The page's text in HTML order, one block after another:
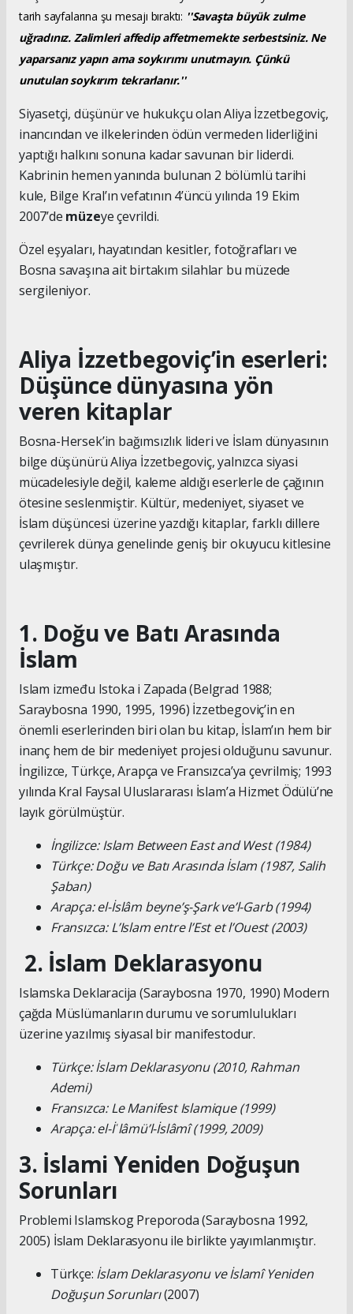
tarih sayfalarına şu mesajı bıraktı: ''Savaşta büyük zulme
uğradınız. Zalimleri affedip affetmemekte serbestsiniz. Ne
yaparsanız yapın ama soykırımı unutmayın. Çünkü
unutulan soykırım tekrarlanır.''
Siyasetçi, düşünür ve hukukçu olan Aliya İzzetbegoviç,
inancından ve ilkelerinden ödün vermeden liderliğini
yaptığı halkını sonuna kadar savunan bir liderdi.
Kabrinin hemen yanında bulunan 2 bölümlü tarihi
kule, Bilge Kral’ın vefatının 4’üncü yılında 19 Ekim
2007’de müzeye çevrildi.
Özel eşyaları, hayatından kesitler, fotoğrafları ve
Bosna savaşına ait birtakım silahlar bu müzede
sergileniyor.
Aliya İzzetbegoviç’in eserleri:
Düşünce dünyasına yön
veren kitaplar
Bosna-Hersek’in bağımsızlık lideri ve İslam dünyasının
bilge düşünürü Aliya İzzetbegoviç, yalnızca siyasi
mücadelesiyle değil, kaleme aldığı eserlerle de çağının
ötesine seslenmiştir. Kültür, medeniyet, siyaset ve
İslam düşüncesi üzerine yazdığı kitaplar, farklı dillere
çevrilerek dünya genelinde geniş bir okuyucu kitlesine
ulaşmıştır.
1. Doğu ve Batı Arasında
İslam
Islam između Istoka i Zapada (Belgrad 1988;
Saraybosna 1990, 1995, 1996) İzzetbegoviç’in en
önemli eserlerinden biri olan bu kitap, İslam’ın hem bir
inanç hem de bir medeniyet projesi olduğunu savunur.
İngilizce, Türkçe, Arapça ve Fransızca’ya çevrilmiş; 1993
yılında Kral Faysal Uluslararası İslam’a Hizmet Ödülü’ne
layık görülmüştür.
İngilizce: Islam Between East and West (1984)
Türkçe: Doğu ve Batı Arasında İslam (1987, Salih
Şaban)
Arapça: el-İslâm beyne’ş-Şark ve’l-Garb (1994)
Fransızca: L’Islam entre l’Est et l’Ouest (2003)
2. İslam Deklarasyonu
Islamska Deklaracija (Saraybosna 1970, 1990) Modern
çağda Müslümanların durumu ve sorumlulukları
üzerine yazılmış siyasal bir manifestodur.
Türkçe: İslam Deklarasyonu (2010, Rahman
Ademi)
Fransızca: Le Manifest Islamique (1999)
Arapça: el-İʿlâmü’l-İslâmî (1999, 2009)
3. İslami Yeniden Doğuşun
Sorunları
Problemi Islamskog Preporoda (Saraybosna 1992,
2005) İslam Deklarasyonu ile birlikte yayımlanmıştır.
Türkçe: İslam Deklarasyonu ve İslamî Yeniden
Doğuşun Sorunları(2007)